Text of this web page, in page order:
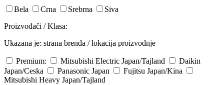
Bela Crna Srebrna
Siva
Proizvođači / Klasa:
Ukazana je: strana brenda / lokacija proizvodnje
Premium: Mitsubishi Electric Japan/Tajland
Daikin
Japan/Ceska
Panasonic Japan Fujitsu Japan/Kina
Mitsubishi Heavy Japan/Tajland